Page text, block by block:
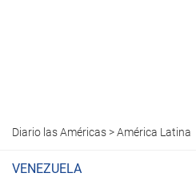
Diario las Américas>América Latina
VENEZUELA